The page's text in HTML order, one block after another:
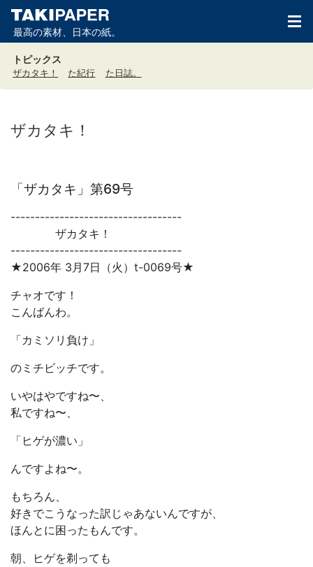
最高の素材、日本の紙。
トピックス
ザカタキ！ た紀行 た日誌。
ザカタキ！
「ザカタキ」第69号
-----------------------------------
ザカタキ！
-----------------------------------
★2006年 3月7日（火）t-0069号★
チャオです！
こんばんわ。
「カミソリ負け」
のミチビッチです。
いやはやですね〜、
私ですね〜、
「ヒゲが濃い」
んですよね〜。
もちろん、
好きでこうなった訳じゃあないんですが、
ほんとに困ったもんです。
朝、ヒゲを剃っても